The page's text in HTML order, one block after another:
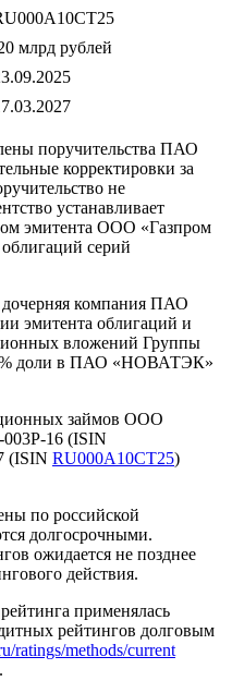
млрд рублей
поручительства ПАО
корректировки за
не
устанавливает
эмитента ООО «Газпром
серий
компания ПАО
эмитента облигаций и
вложений Группы
доли в ПАО «НОВАТЭК»
займов ООО
003Р-16 (ISIN
(ISIN RU000A10CT25)
по российской
долгосрочными.
ожидается не позднее
действия.
применялась
рейтингов долговым
ratings/methods/current